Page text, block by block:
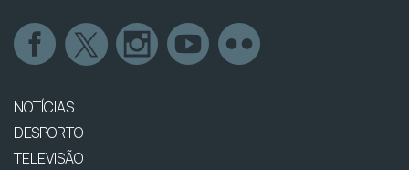
NOTÍCIAS
DESPORTO
TELEVISÃO